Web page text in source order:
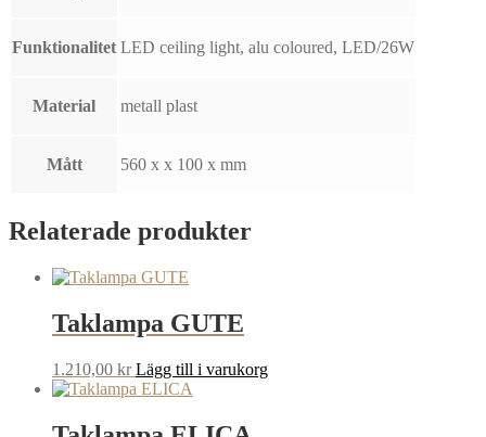
Funktionalitet LED ceiling light, alu coloured, LED/26W
Material metall plast
Mått 560 x x 100 x mm
Relaterade produkter
Taklampa GUTE
1.210,00 kr Lägg till i varukorg